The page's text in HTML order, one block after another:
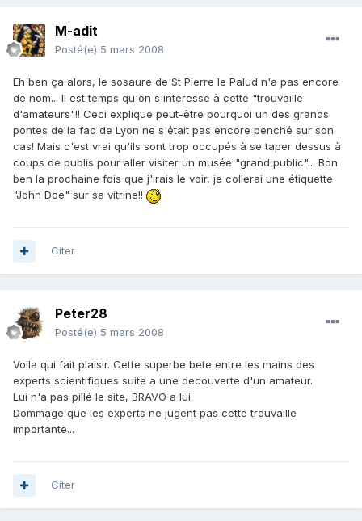
M-adit
Posté(e) 5 mars 2008
Eh ben ça alors, le sosaure de St Pierre le Palud n'a pas encore
de nom... Il est temps qu'on s'intéresse à cette "trouvaille
d'amateurs"!! Ceci explique peut-être pourquoi un des grands
pontes de la fac de Lyon ne s'était pas encore penché sur son
cas! Mais c'est vrai qu'ils sont trop occupés à se taper dessus à
coups de publis pour aller visiter un musée "grand public"... Bon
ben la prochaine fois que j'irais le voir, je collerai une étiquette
"John Doe" sur sa vitrine!!
Citer
Peter28
Posté(e) 5 mars 2008
Voila qui fait plaisir. Cette superbe bete entre les mains des
experts scientifiques suite a une decouverte d'un amateur.
Lui n'a pas pillé le site, BRAVO a lui.
Dommage que les experts ne jugent pas cette trouvaille
importante...
Citer